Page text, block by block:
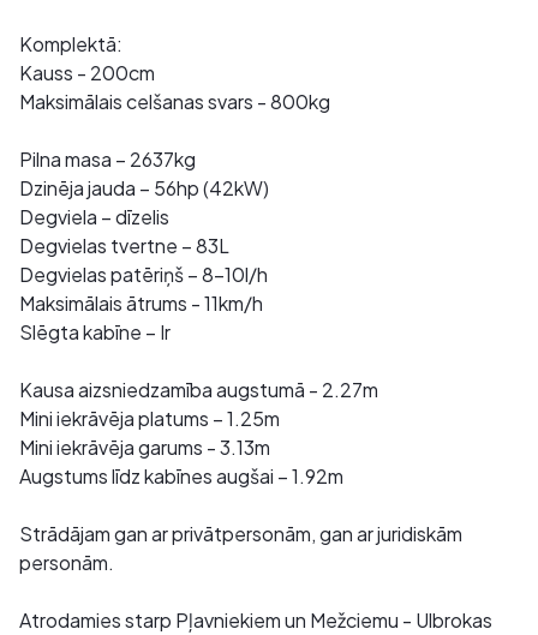
Komplektā:
Kauss - 200cm
Maksimālais celšanas svars - 800kg
Pilna masa – 2637kg
Dzinēja jauda – 56hp (42kW)
Degviela – dīzelis
Degvielas tvertne – 83L
Degvielas patēriņš – 8-10l/h
Maksimālais ātrums - 11km/h
Slēgta kabīne – Ir
Kausa aizsniedzamība augstumā - 2.27m
Mini iekrāvēja platums – 1.25m
Mini iekrāvēja garums - 3.13m
Augstums līdz kabīnes augšai – 1.92m
Strādājam gan ar privātpersonām, gan ar juridiskām
personām.
Atrodamies starp Pļavniekiem un Mežciemu - Ulbrokas